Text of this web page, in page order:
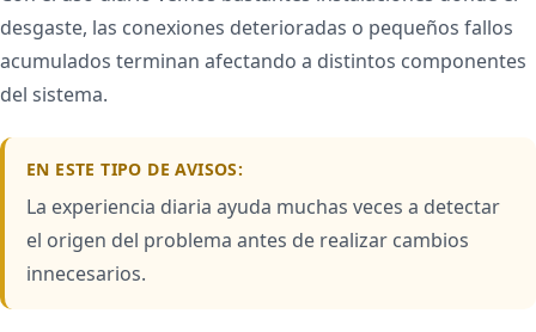
desgaste, las conexiones deterioradas o pequeños fallos
acumulados terminan afectando a distintos componentes
del sistema.
EN ESTE TIPO DE AVISOS:
La experiencia diaria ayuda muchas veces a detectar
el origen del problema antes de realizar cambios
innecesarios.